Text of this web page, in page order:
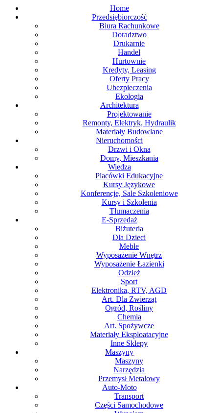
Home
Przedsiębiorczość
Biura Rachunkowe
Doradztwo
Drukarnie
Handel
Hurtownie
Kredyty, Leasing
Oferty Pracy
Ubezpieczenia
Ekologia
Architektura
Projektowanie
Remonty, Elektryk, Hydraulik
Materiały Budowlane
Nieruchomości
Drzwi i Okna
Domy, Mieszkania
Wiedza
Placówki Edukacyjne
Kursy Językowe
Konferencje, Sale Szkoleniowe
Kursy i Szkolenia
Tłumaczenia
E-Sprzedaż
Biżuteria
Dla Dzieci
Meble
Wyposażenie Wnętrz
Wyposażenie Łazienki
Odzież
Sport
Elektronika, RTV, AGD
Art. Dla Zwierząt
Ogród, Rośliny
Chemia
Art. Spożywcze
Materiały Eksploatacyjne
Inne Sklepy
Maszyny
Maszyny
Narzędzia
Przemysł Metalowy
Auto-Moto
Transport
Części Samochodowe